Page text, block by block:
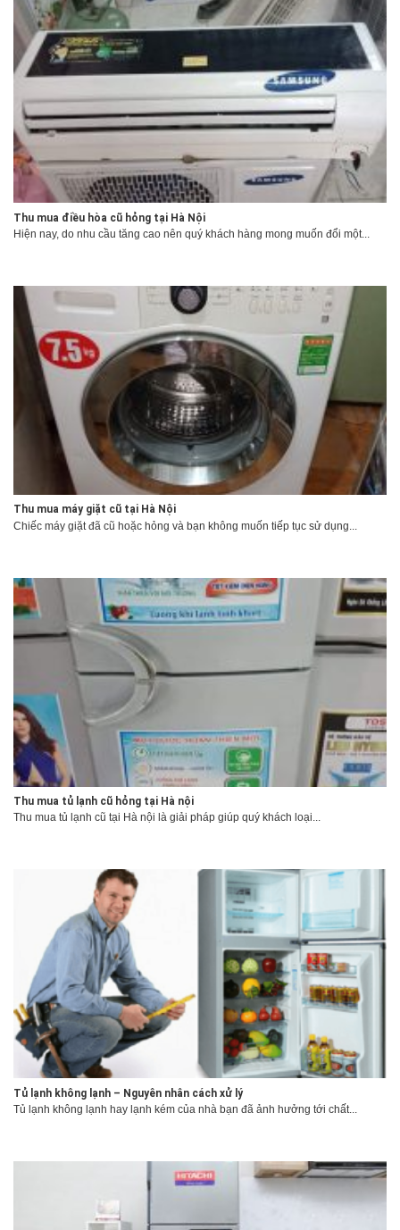
Thu mua điều hòa cũ hỏng tại Hà Nội
Hiện nay, do nhu cầu tăng cao nên quý khách hàng mong muốn đổi một...
Thu mua máy giặt cũ tại Hà Nội
Chiếc máy giặt đã cũ hoặc hỏng và bạn không muốn tiếp tục sử dụng...
Thu mua tủ lạnh cũ hỏng tại Hà nội
Thu mua tủ lạnh cũ tại Hà nội là giải pháp giúp quý khách loại...
Tủ lạnh không lạnh – Nguyên nhân cách xử lý
Tủ lạnh không lạnh hay lạnh kém của nhà bạn đã ảnh hưởng tới chất...